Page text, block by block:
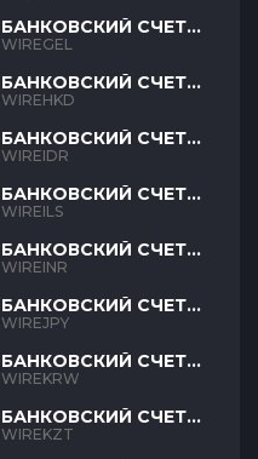
БАНКОВСКИЙ СЧЕТ
GEL
WIREGEL
БАНКОВСКИЙ СЧЕТ
HKD
WIREHKD
БАНКОВСКИЙ СЧЕТ
IDR
WIREIDR
БАНКОВСКИЙ СЧЕТ
ILS
WIREILS
БАНКОВСКИЙ СЧЕТ
INR
WIREINR
БАНКОВСКИЙ СЧЕТ
JPY
WIREJPY
БАНКОВСКИЙ СЧЕТ
KRW
WIREKRW
БАНКОВСКИЙ СЧЕТ
KZT
WIREKZT